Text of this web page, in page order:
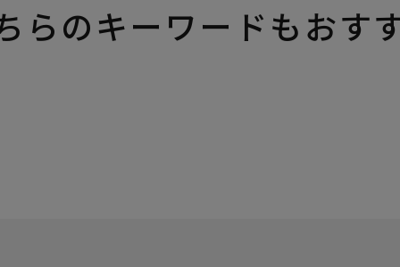
らのキーワードもおす